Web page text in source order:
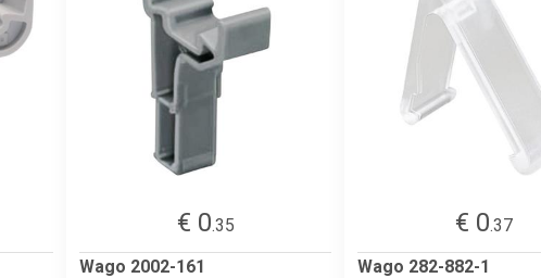
€ 0.35
Wago 2002-161
€ 0.37
Wago 282-882-1